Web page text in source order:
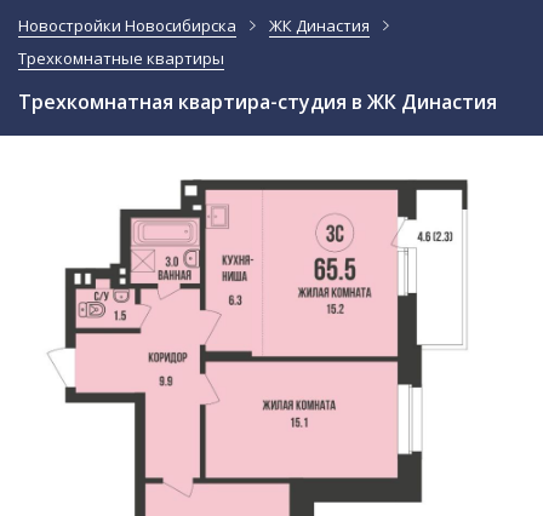
Новостройки Новосибирска
ЖК Династия
Трехкомнатные квартиры
Трехкомнатная квартира-студия в ЖК Династия